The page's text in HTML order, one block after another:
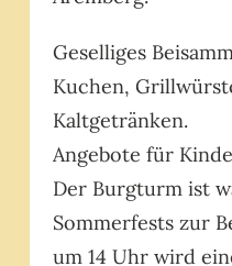
Geselliges
Kuchen,
Kaltgetränken.
Angebote für
Der Burgturm ist
Sommerfests zur
um 14 Uhr wird